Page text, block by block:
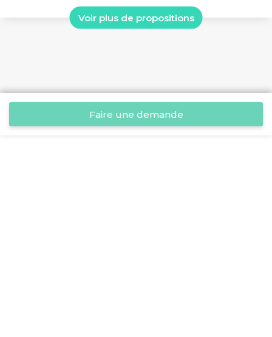
Voir plus de propositions
Faire une demande